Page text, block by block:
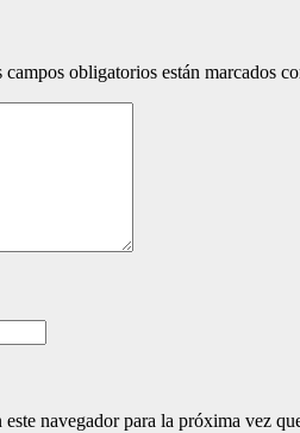
campos obligatorios están marcados
navegador para la próxima vez